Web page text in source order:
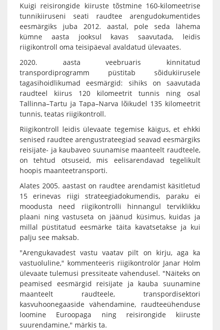
Kuigi reisirongide kiiruste tõstmine 160-kilomeetrise
tunnikiiruseni seati raudtee arengudokumentides
eesmärgiks juba 2012. aastal, pole seda lähema
kümne aasta jooksul kavas saavutada, leidis
riigikontroll oma teisipäeval avaldatud ülevaates.
2020. aasta veebruaris kinnitatud
transpordiprogramm püstitab sõidukiirusele
tagasihoidlikumad eesmärgid: sihiks on saavutada
raudteel kiirus 120 kilomeetrit tunnis ning osal
Tallinna–Tartu ja Tapa–Narva lõikudel 135 kilomeetrit
tunnis, teatas riigikontroll.
Riigikontroll leidis ülevaate tegemise käigus, et ehkki
senised raudtee arengustrateegiad seavad eesmärgiks
reisijate- ja kaubaveo suunamise maanteelt raudteele,
on tehtud otsuseid, mis eelisarendavad tegelikult
hoopis maanteetransporti.
Alates 2005. aastast on raudtee arendamist käsitletud
15 erinevas riigi strateegiadokumendis, paraku ei
moodusta need riigikontrolli hinnangul terviklikku
plaani ning vastuseta on jäänud küsimus, kuidas ja
millal püstitatud eesmärke täita kavatsetakse ja kui
palju see maksab.
"Arengukavadest vastu vaatav pilt on kirju, aga ka
vastuoluline," kommenteeris riigikontrolör Janar Holm
ülevaate tulemusi pressiteate vahendusel. "Näiteks on
peamised eesmärgid reisijate ja kauba suunamine
maanteelt raudteele, transpordisektori
kasvuhoonegaaside vähendamine, raudteeühenduse
loomine Euroopaga ning reisirongide kiiruste
suurendamine," märkis ta.